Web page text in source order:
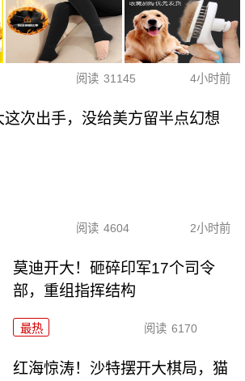
阅读 31145 4小时前
这次出手，没给美方留半点幻想
阅读 4604 2小时前
莫迪开大！砸碎印军17个司令
部，重组指挥结构
最热 阅读 6170
红海惊涛！沙特摆开大棋局，猫